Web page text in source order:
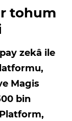
tohum
zekâ ile
Magis
bin